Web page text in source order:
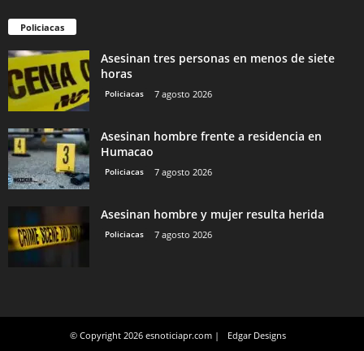
Policiacas
Asesinan tres personas en menos de siete
horas
Policiacas 7 agosto 2026
Asesinan hombre frente a residencia en
Humacao
Policiacas 7 agosto 2026
Asesinan hombre y mujer resulta herida
Policiacas 7 agosto 2026
© Copyright 2026 esnoticiapr.com | Edgar Designs